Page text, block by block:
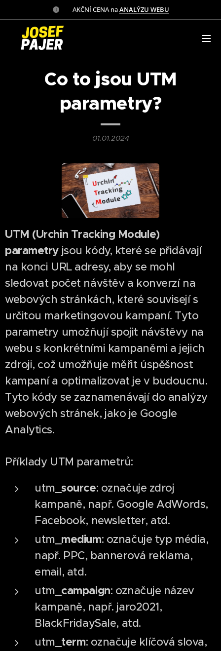
✅ AKČNÍ CENA naANALÝZU WEBU
Co to jsou UTM
parametry?
01.01.2024
UTM (Urchin Tracking Module)
parametry jsou kódy, které se přidávají
na konci URL adresy, aby se mohl
sledovat počet návštěv a konverzí na
webových stránkách, které souvisejí s
určitou marketingovou kampaní. Tyto
parametry umožňují spojit návštěvy na
webu s konkrétními kampaněmi a jejich
zdroji, což umožňuje měřit úspěšnost
kampaní a optimalizovat je v budoucnu.
Tyto kódy se zaznamenávají do analýzy
webových stránek, jako je Google
Analytics.
Příklady UTM parametrů:
utm_source: označuje zdroj
kampaně, např. Google AdWords,
Facebook, newsletter, atd.
utm_ medium: označuje typ média,
např. PPC, bannerová reklama,
email, atd.
utm_ campaign: označuje název
kampaně, např. jaro2021,
BlackFridaySale, atd.
utm_ term: označuje klíčová slova,